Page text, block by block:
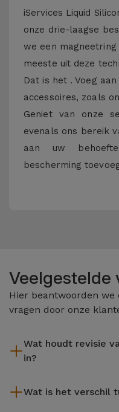
iServices Liquid
onze drie-laagse
we een
meeste uit deze
Dat is het . Voeg
accessoires, zoals
Geniet van onze
evenals ons bereik
aan uw
bescherming
Veelgestelde
Hier beantwoorden we
vragen door onze
Wat houdt revisie
in?
reiniging, en niet te
Wat is het verschil